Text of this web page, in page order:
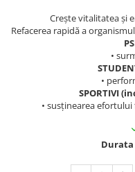
REMEDII NATURISTE
Crește vitalitatea și
Refacerea rapidă a
•
•
SPORTIVI
• susținearea